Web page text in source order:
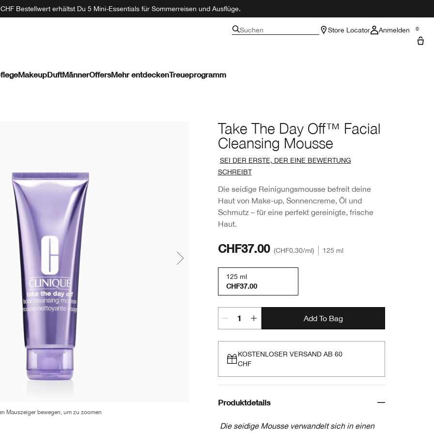
Bestellwert erhältst Du 5 Mini-Essentials für Sommerreisen und Ausflüge.
Suchen Store Locator Anmelden 0
MakeupDuftMännerOffersMehr entdeckenTreueprogramm
Take The Day Off™ Facial
Cleansing Mousse
SEI DER ERSTE, DER EINE BEWERTUNG
SCHREIBT
Die seidige Reinigungsmousse befreit deine
Haut von Make-up, Sonnencreme, Öl und
Schmutz – für eine perfekt gereinigte, frische
Haut.
Mauszeiger bewegen, um zu zoomen
CHF37.00 CHF0.30/ml 125 ml
125 ml
CHF37.00
Add To Bag
KOSTENLOSER VERSAND AB 60
CHF
Produktdetails
Die seidige Mousse verwandelt sich in einen